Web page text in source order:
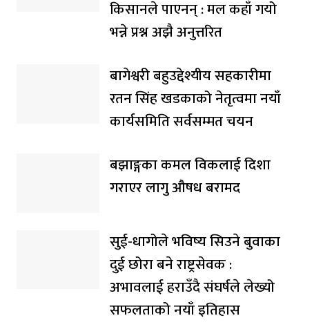
किसानले पाएनन् : मल कहाँ गयो
भन्ने प्रश्न अझै अनुत्तरित
बागेश्वरी बहुउद्देश्यीय सहकारीमा
रतन सिंह खडकाको नेतृत्वमा नयाँ
कार्यसमिति सर्वसम्मत चयन
बझाङ्गका कमल विकलाई दिशा
गराएर लागु औषध बरामद
सुई-धागोले भविष्य सिउने बुवाका
दुई छोरा बने राष्ट्रसेवक :
अभावलाई हराउँदै संघर्षले लेख्यो
सफलताको नयाँ इतिहास